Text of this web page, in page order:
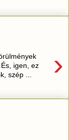
›
igen, ez
szép ...